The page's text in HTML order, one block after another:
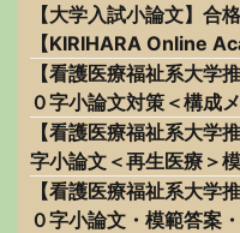
【大学入試小論文】合
【KIRIHARA Online
【看護医療福祉系大学
０字小論文対策＜構成
【看護医療福祉系大学
字小論文＜再生医療＞
【看護医療福祉系大学
０字小論文・模範答案